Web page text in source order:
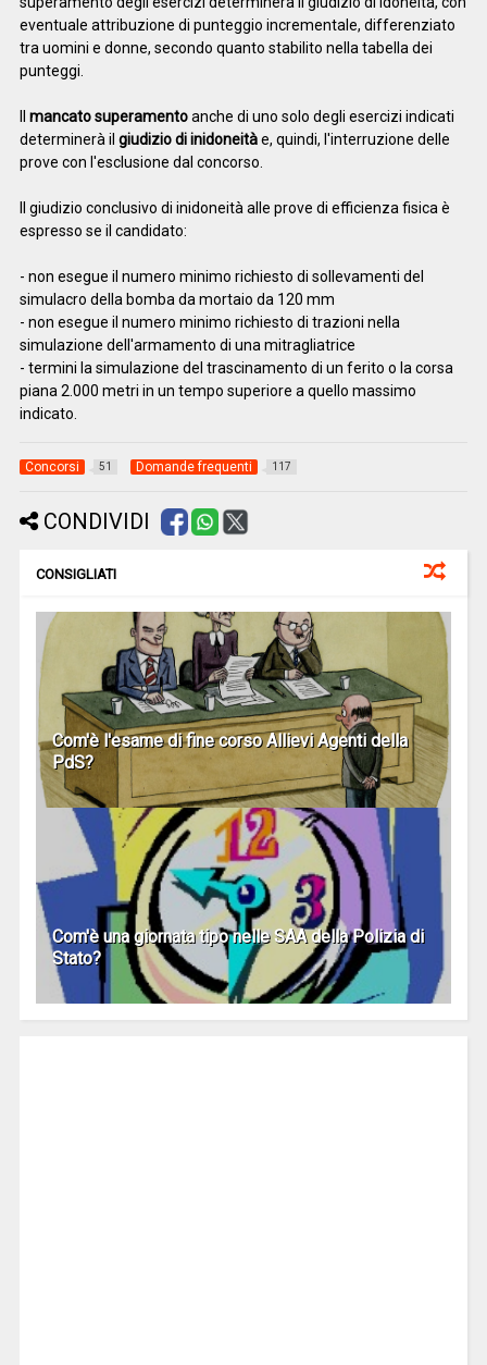
eventuale attribuzione di punteggio incrementale, differenziato
tra uomini e donne, secondo quanto stabilito nella tabella dei
punteggi.
mancato superamentoanche di uno solo degli esercizi indicati
determinerà il giudizio di inidoneitàe, quindi, l'interruzione delle
prove con l'esclusione dal concorso.
Il giudizio conclusivo di inidoneità alle prove di efficienza fisica è
espresso se il candidato:
- non esegue il numero minimo richiesto di sollevamenti del
simulacro della bomba da mortaio da 120 mm
- non esegue il numero minimo richiesto di trazioni nella
simulazione dell'armamento di una mitragliatrice
- termini la simulazione del trascinamento di un ferito o la corsa
piana 2.000 metri in un tempo superiore a quello massimo
indicato.
Concorsi 51 Domande frequenti 117
CONDIVIDI
CONSIGLIATI
Com'è l'esame di fine corso Allievi Agenti della
PdS?
Com'è una giornata tipo nelle SAA della Polizia di
Stato?